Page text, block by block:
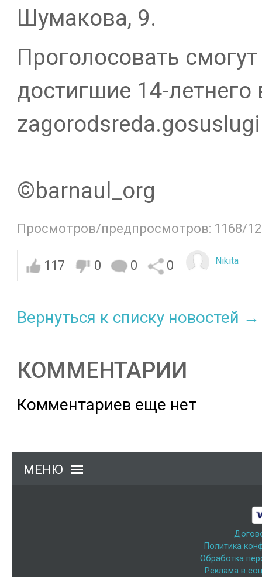
Шумакова, 9.
Проголосовать
достигшие 14-летнего
©️barnaul_org
Просмотров/предпросмотров: 1168/
117 0 0 0 Nikita
Вернуться к списку новостей →
КОММЕНТАРИИ
Комментариев еще нет
МЕНЮ
Политика
Обработка
Реклама в